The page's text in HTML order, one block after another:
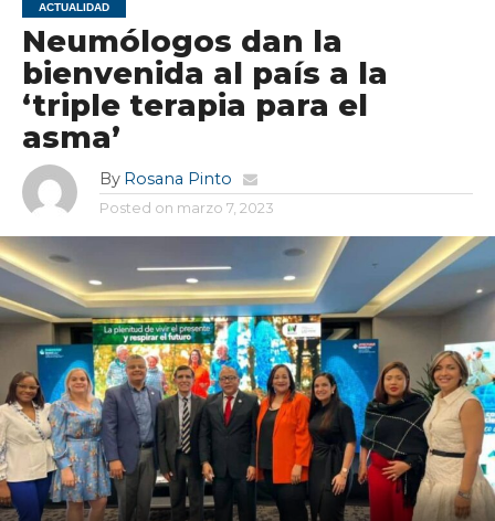
ACTUALIDAD
Neumólogos dan la
bienvenida al país a la
‘triple terapia para el
asma’
By Rosana Pinto
Posted on marzo 7, 2023